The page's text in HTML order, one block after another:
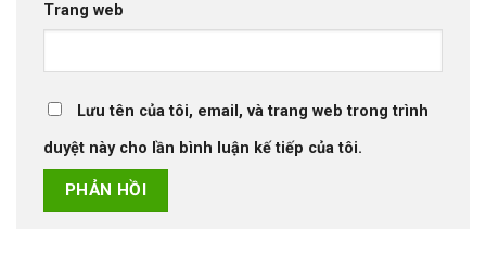
Trang web
Lưu tên của tôi, email, và trang web trong trình
duyệt này cho lần bình luận kế tiếp của tôi.